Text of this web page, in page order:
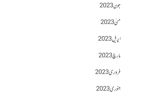
جون 2023
مئی 2023
اپریل 2023
مارچ 2023
فروری 2023
جنوری 2023